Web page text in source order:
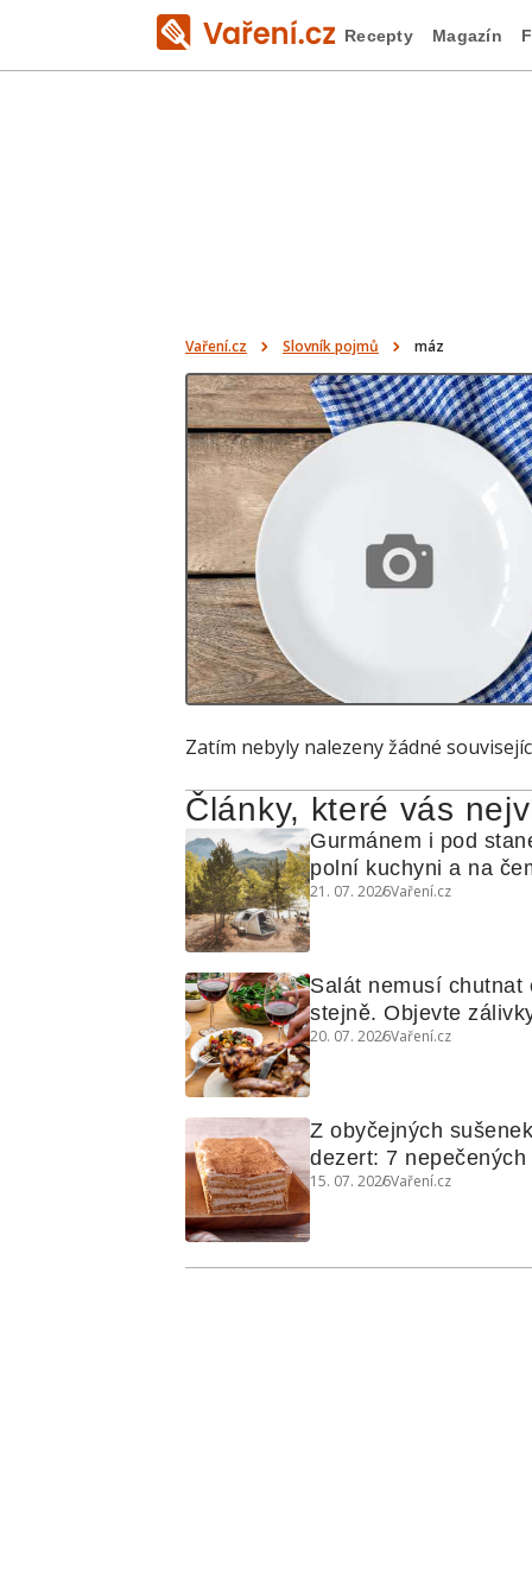
Recepty Magazín
Vaření.cz Slovník pojmů máz
Zatím nebyly nalezeny žádné
Články, které vás
Gurmánem i pod
polní kuchyni a na
21. 07. 2026Vaření.cz
Salát nemusí chutnat
stejně. Objevte
využijete i na maso,
20. 07. 2026Vaření.cz
Z obyčejných
dezert: 7
koláčů
15. 07. 2026Vaření.cz